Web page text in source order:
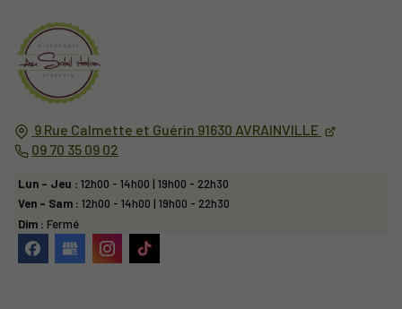
9 Rue Calmette et Guérin 91630 AVRAINVILLE
09 70 35 09 02
Lun - Jeu : 12h00 - 14h00 | 19h00 - 22h30
Ven - Sam : 12h00 - 14h00 | 19h00 - 22h30
Dim : Fermé